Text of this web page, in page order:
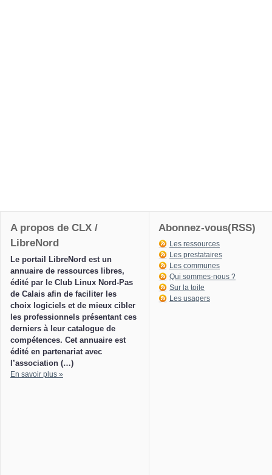
A propos de CLX /
LibreNord
Le portail LibreNord est un
annuaire de ressources libres,
édité par le Club Linux Nord-Pas
de Calais afin de faciliter les
choix logiciels et de mieux cibler
les professionnels présentant ces
derniers à leur catalogue de
compétences. Cet annuaire est
édité en partenariat avec
l’association (…)
En savoir plus »
Abonnez-vous(RSS)
Les ressources
Les prestataires
Les communes
Qui sommes-nous ?
Sur la toile
Les usagers